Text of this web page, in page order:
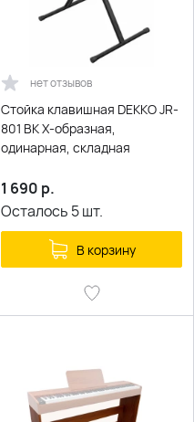
нет отзывов
Стойка клавишная DEKKO JR-
801 BK X-образная,
одинарная, складная
1 690 р.
Осталось 5шт.
В корзину